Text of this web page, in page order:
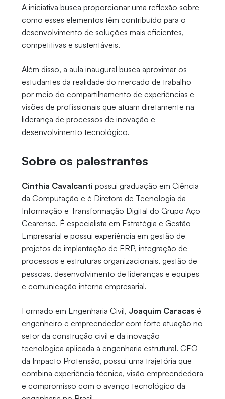
A iniciativa busca proporcionar uma reflexão sobre
como esses elementos têm contribuído para o
desenvolvimento de soluções mais eficientes,
competitivas e sustentáveis.
Além disso, a aula inaugural busca aproximar os
estudantes da realidade do mercado de trabalho
por meio do compartilhamento de experiências e
visões de profissionais que atuam diretamente na
liderança de processos de inovação e
desenvolvimento tecnológico.
Sobre os palestrantes
Cinthia Cavalcanti possui graduação em Ciência
da Computação e é Diretora de Tecnologia da
Informação e Transformação Digital do Grupo Aço
Cearense. É especialista em Estratégia e Gestão
Empresarial e possui experiência em gestão de
projetos de implantação de ERP, integração de
processos e estruturas organizacionais, gestão de
pessoas, desenvolvimento de lideranças e equipes
e comunicação interna empresarial.
Formado em Engenharia Civil, Joaquim Caracas é
engenheiro e empreendedor com forte atuação no
setor da construção civil e da inovação
tecnológica aplicada à engenharia estrutural. CEO
da Impacto Protensão, possui uma trajetória que
combina experiência técnica, visão empreendedora
e compromisso com o avanço tecnológico da